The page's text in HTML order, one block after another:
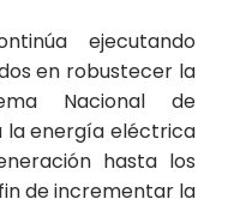
ejecutando
en robustecer la
Nacional de
la energía eléctrica
hasta los
de incrementar la